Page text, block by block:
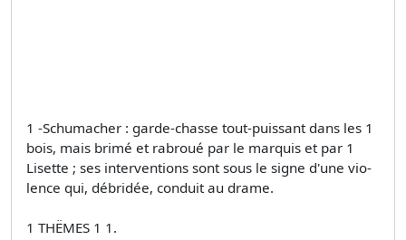
1 -Schumacher : garde-chasse tout-puissant dans les 1
bois, mais brimé et rabroué par le marquis et par 1
Lisette ; ses interventions sont sous le signe d'une vio­
lence qui, débridée, conduit au drame.
1 THËMES 1 1.